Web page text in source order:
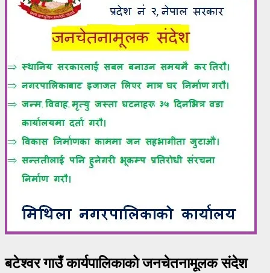
बटेश्वर गाउँ कार्यपालिकाको जनचेतनामूलक संदेश